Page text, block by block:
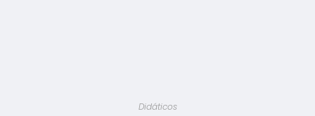
Didáticos